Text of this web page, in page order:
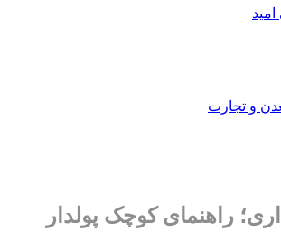
راهنمای کوچک پولدار